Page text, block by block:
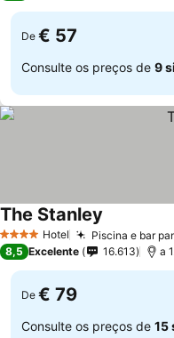
De € 57
Consulte os preços de 9
4 EstrelasHotel Piscina e bar
The Stanley
8,5 Excelente 16.613 a
De € 79
Consulte os preços de 15